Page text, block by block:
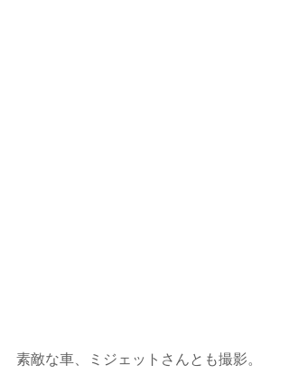
素敵な車、ミジェットさんとも撮影。